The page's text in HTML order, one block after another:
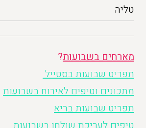
טליה
מארחים בשבועות?
תפריט שבועות בסטייל
מתכונים וטיפים לאירוח בשבועות
תפריט שבועות בריא